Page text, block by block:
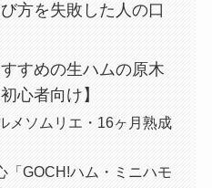
方を失敗した人の口
すめの生ハムの原木
心者向け】
メソムリエ・16ヶ月熟成
「GOCH!ハム・ミニハモ